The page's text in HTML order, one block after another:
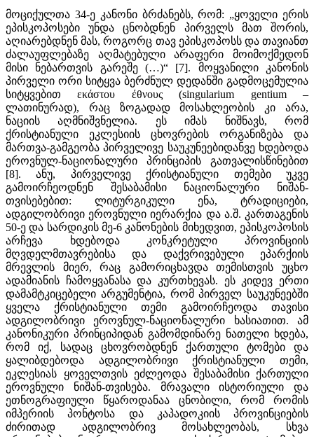
მოციქულთა 34-ე კანონი ბრძანებს, რომ: „ყოველი ერის
ეპისკოპოსები უნდა ცნობდნენ პირველს მათ შორის,
აღიარებდნენ მას, როგორც თავ ეპისკოპოსს და თავიანთ
ძალაუფლებაზე აღმატებული არაფერი მოიმოქმედონ
მისი ნებართვის გარეშე (…)“ [7]. მოყვანილი კანონის
პირველი ორი სიტყვა ბერძნულ დედანში გადმოცემულია
სიტყვებით εκάστου έθνους (singularium gentium –
ლათინურად), რაც ზოგადად მოსახლეობის კი არა,
ნაციის აღმნიშვნელია. ეს იმას ნიშნავს, რომ
ქრისტიანული ეკლესიის ცხოვრების ორგანიზება და
მართვა-გამგეობა პირველივე საუკუნეებიდანვე ხდებოდა
ეროვნულ-ნაციონალური პრინციპის გათვალისწინებით
[8]. ანუ, პირველივე ქრისტიანული თემები უკვე
გამოირჩეოდნენ შესაბამისი ნაციონალური ნიშან-
თვისებებით: ლიტურგიკული ენა, ტრადიციები,
ადგილობრივი ეროვნული იერარქია და ა.შ. კართაგენის
50-ე და სარდიკის მე-6 კანონების მიხედვით, ეპისკოპოსის
არჩევა ხდებოდა კონკრეტული პროვინციის
მღვდელმთავრებისა და დაქვრივებული ეპარქიის
მრევლის მიერ, რაც გამორიცხავდა თემისთვის უცხო
ადამიანის ჩამოყვანასა და კურთხევას. ეს კიდევ ერთი
დამამტკიცებელი არგუმენტია, რომ პირველ საუკუნეებში
ყველა ქრისტიანული თემი გამოირჩეოდა თავისი
ადგილობრივი ეროვნულ-ნაციონალური ხასიათით. ამ
კანონიკური პრინციპიდან გამომდინარე ნათელი ხდება,
რომ იქ, სადაც ცხოვრობდნენ ქართული ტომები და
ყალიბდებოდა ადგილობრივი ქრისტიანული თემი,
ეკლესიას ყოველთვის ეძლეოდა შესაბამისი ქართული
ეროვნული ნიშან-თვისება. მრავალი ისტორიული და
ეთნოგრაფიული წყაროდანაა ცნობილი, რომ რომის
იმპერიის პონტოსა და კაპადოკიის პროვინციების
ძირითად ადგილობრივ მოსახლეობას, სხვა